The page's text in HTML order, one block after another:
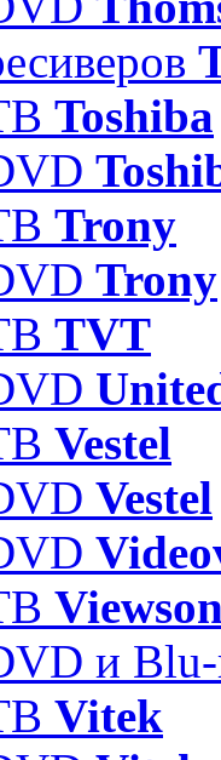
Toshiba
Trony
Trony
TVT
Vestel
Vestel
и
Vitek